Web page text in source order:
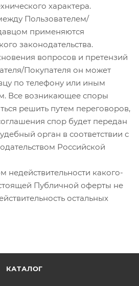
характера.
Пользователем/
применяются
законодательства.
вопросов и претензий
Покупателя он может
по телефону или иным
Все возникающее споры
решить путем переговоров,
спор будет передан
орган в соответствии с
Российской
недействительности какого-
Публичной оферты не
остальных
КАТАЛОГ